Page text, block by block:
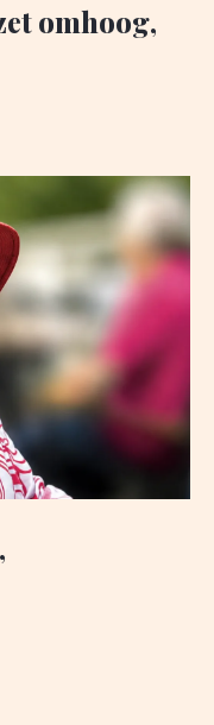
omhoog,